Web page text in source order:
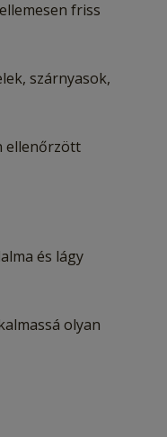
friss
szárnyasok,
ellenőrzött
és lágy
olyan